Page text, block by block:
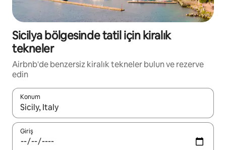
Sicilya bölgesinde tatil için kiralık
tekneler
Airbnb'de benzersiz kiralık tekneler bulun ve rezerve
edin
Konum
Sonuçlar kullanılabilir olduğunda yukarı ve aşağı oklarıyla
Giriş